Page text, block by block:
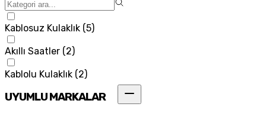
Kablosuz Kulaklık (5)
Akıllı Saatler (2)
Kablolu Kulaklık (2)
UYUMLU MARKALAR